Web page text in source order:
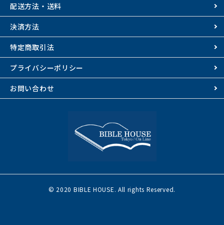
配送方法・送料
決済方法
特定商取引法
プライバシーポリシー
お問い合わせ
© 2020 BIBLE HOUSE. All rights Reserved.